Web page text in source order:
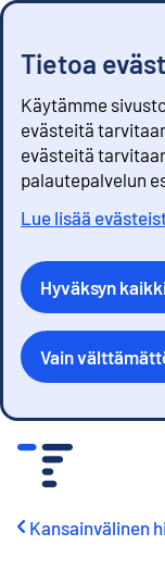
Tietoa
Käytämme
evästeitä
evästeitä
palautepalvelun
Lue lisää
Hyväksyn
Vain
Kansainvälinen